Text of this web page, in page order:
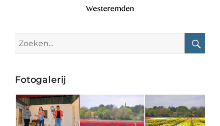
for:
Fotogalerij